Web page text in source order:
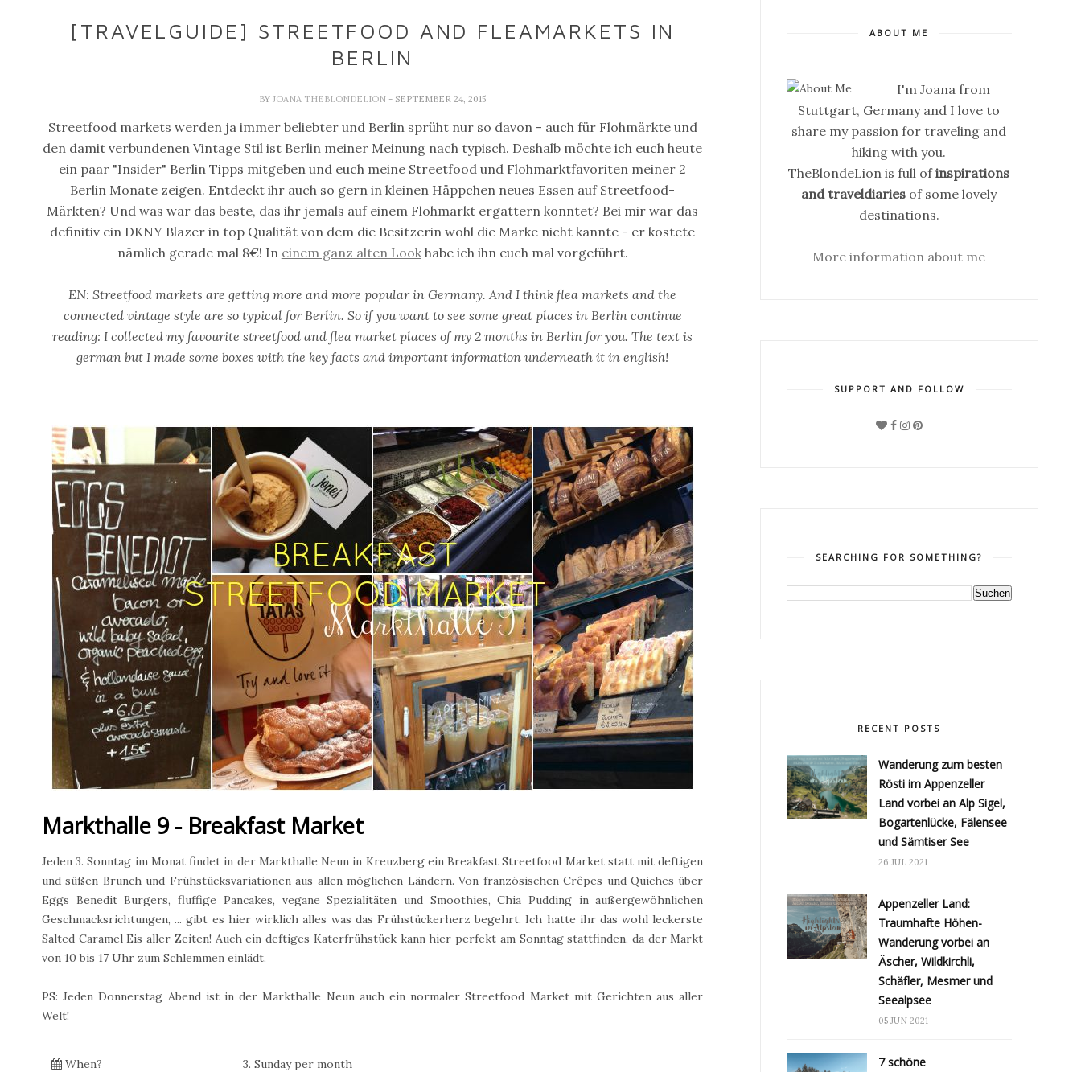
[TRAVELGUIDE] STREETFOOD AND FLEAMARKETS IN
BERLIN
BYJOANA THEBLONDELION - SEPTEMBER 24, 2015
Streetfood markets werden ja immer beliebter und Berlin sprüht nur so davon - auch für Flohmärkte und
den damit verbundenen Vintage Stil ist Berlin meiner Meinung nach typisch. Deshalb möchte ich euch heute
ein paar "Insider" Berlin Tipps mitgeben und euch meine Streetfood und Flohmarktfavoriten meiner 2
Berlin Monate zeigen. Entdeckt ihr auch so gern in kleinen Häppchen neues Essen auf Streetfood-
Märkten? Und was war das beste, das ihr jemals auf einem Flohmarkt ergattern konntet? Bei mir war das
definitiv ein DKNY Blazer in top Qualität von dem die Besitzerin wohl die Marke nicht kannte - er kostete
nämlich gerade mal 8€! In einem ganz alten Lookhabe ich ihn euch mal vorgeführt.
EN: Streetfood markets are getting more and more popular in Germany. And I think flea markets and the
connected vintage style are so typical for Berlin. So if you want to see some great places in Berlin continue
reading: I collected my favourite streetfood and flea market places of my 2 months in Berlin for you. The text is
german but I made some boxes with the key facts and important information underneath it in english!
Markthalle 9 - Breakfast Market
Jeden 3. Sonntag im Monat findet in der Markthalle Neun in Kreuzberg ein Breakfast Streetfood Market statt mit deftigen
und süßen Brunch und Frühstücksvariationen aus allen möglichen Ländern. Von französischen Crêpes und Quiches über
Eggs Benedit Burgers, fluffige Pancakes, vegane Spezialitäten und Smoothies, Chia Pudding in außergewöhnlichen
Geschmacksrichtungen, ... gibt es hier wirklich alles was das Frühstückerherz begehrt. Ich hatte ihr das wohl leckerste
Salted Caramel Eis aller Zeiten! Auch ein deftiges Katerfrühstück kann hier perfekt am Sonntag stattfinden, da der Markt
von 10 bis 17 Uhr zum Schlemmen einlädt.
PS: Jeden Donnerstag Abend ist in der Markthalle Neun auch ein normaler Streetfood Market mit Gerichten aus aller
Welt!
When? 3. Sunday per month
ABOUT ME
I'm Joana from
Stuttgart, Germany and I love to
share my passion for traveling and
hiking with you.
TheBlondeLion is full ofinspirations
and traveldiaries of some lovely
destinations.
More information about me
SUPPORT AND FOLLOW
SEARCHING FOR SOMETHING?
RECENT POSTS
Wanderung zum besten
Rösti im Appenzeller
Land vorbei an Alp Sigel,
Bogartenlücke, Fälensee
und Sämtiser See
26 JUL 2021
Appenzeller Land:
Traumhafte Höhen-
Wanderung vorbei an
Äscher, Wildkirchli,
Schäfler, Mesmer und
Seealpsee
05 JUN 2021
7 schöne